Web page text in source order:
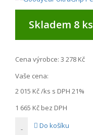
Skladem 8 ks
Cena výrobce: 3 278 Kč
Vaše cena:
2 015 Kč/ks s DPH 21%
1 665 Kč bez DPH
- Do košíku